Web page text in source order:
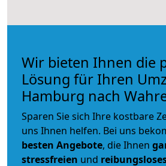
Wir bieten Ihnen die
Lösung für Ihren
Hamburg nach
Sparen Sie sich Ihre kostbare
uns Ihnen helfen. Bei uns
besten Angebote, die Ihnen
stressfreien und